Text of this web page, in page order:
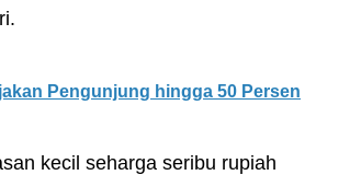
Pengunjung hingga 50 Persen
kecil seharga seribu rupiah